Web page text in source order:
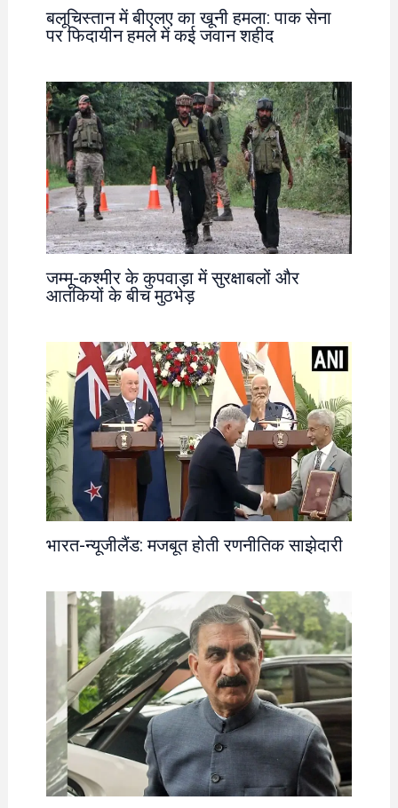
बलूचिस्तान में बीएलए का खूनी हमला: पाक सेना
पर फिदायीन हमले में कई जवान शहीद
जम्मू-कश्मीर के कुपवाड़ा में सुरक्षाबलों और
आतंकियों के बीच मुठभेड़
भारत-न्यूजीलैंड: मजबूत होती रणनीतिक साझेदारी